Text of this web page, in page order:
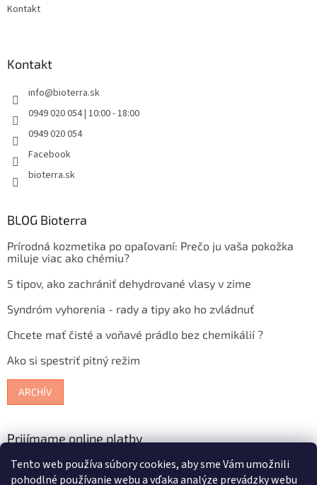
Tento web používa súbory cookies, aby sme Vám umožnili
pohodlné používanie webu a vďaka analýze prevádzky webu
Kontakt
Kontakt
info@bioterra.sk
0949 020 054 | 10:00 - 18:00
0949 020 054
Facebook
bioterra.sk
BLOG Bioterra
Prírodná kozmetika po opaľovaní: Prečo ju vaša pokožka
miluje viac ako chémiu?
5 tipov, ako zachrániť dehydrované vlasy v zime
Syndróm vyhorenia - rady a tipy ako ho zvládnuť
Chcete mať čisté a voňavé prádlo bez chemikálií ?
Ako si spestriť pitný režim
ARCHÍV
Prijímame online platby